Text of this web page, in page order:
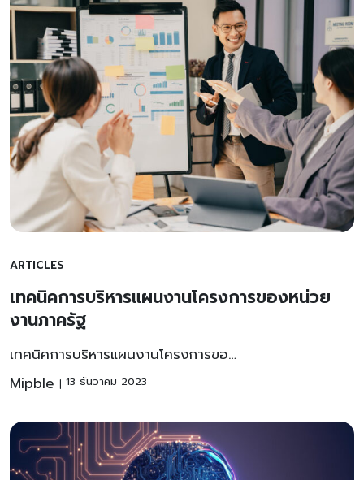
ARTICLES
เทคนิคการบริหารแผนงานโครงการของหน่วย
งานภาครัฐ
เทคนิคการบริหารแผนงานโครงการขอ…
Mipble
13 ธันวาคม 2023